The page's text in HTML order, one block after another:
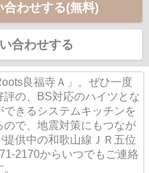
わせする(無料)
合わせする
良福寺Ａ」。ぜひ一度
の、BS対応のハイツとな
きるシステムキッチンを
で、地震対策にもつなが
供中の和歌山線ＪＲ五位
2170からいつでもご連絡